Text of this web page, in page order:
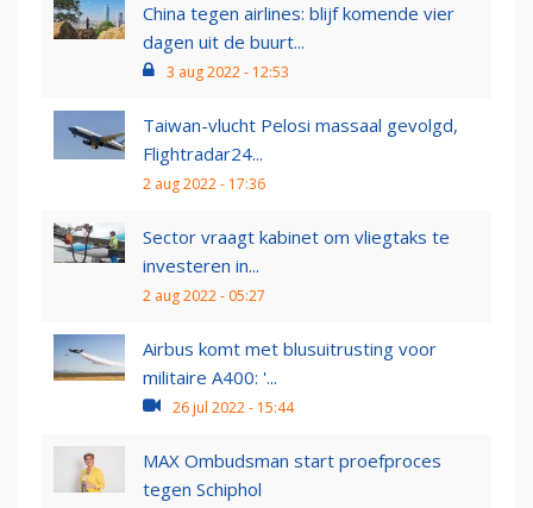
China tegen airlines: blijf komende vier
dagen uit de buurt...
3 aug 2022 - 12:53
Taiwan-vlucht Pelosi massaal gevolgd,
Flightradar24...
2 aug 2022 - 17:36
Sector vraagt kabinet om vliegtaks te
investeren in...
2 aug 2022 - 05:27
Airbus komt met blusuitrusting voor
militaire A400: '...
26 jul 2022 - 15:44
MAX Ombudsman start proefproces
tegen Schiphol